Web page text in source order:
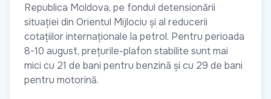
Republica Moldova, pe fondul detensionării
situației din Orientul Mijlociu și al reducerii
cotațiilor internaționale la petrol. Pentru perioada
8-10 august, prețurile-plafon stabilite sunt mai
mici cu 21 de bani pentru benzină și cu 29 de bani
pentru motorină.